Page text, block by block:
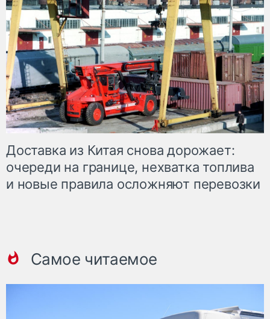
Доставка из Китая снова дорожает:
очереди на границе, нехватка топлива
и новые правила осложняют перевозки
Самое читаемое